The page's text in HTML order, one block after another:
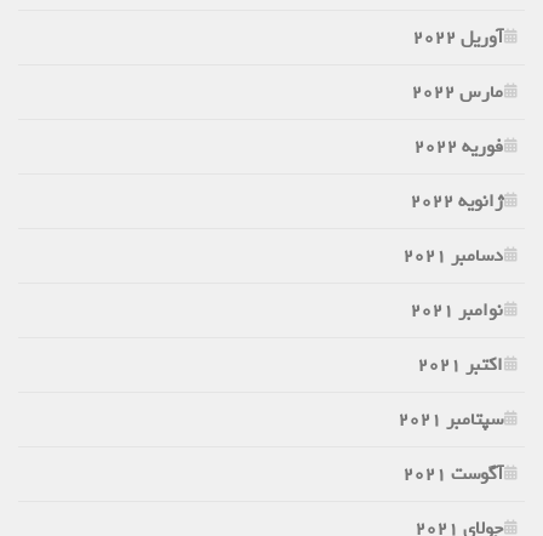
آوریل 2022
مارس 2022
فوریه 2022
ژانویه 2022
دسامبر 2021
نوامبر 2021
اکتبر 2021
سپتامبر 2021
آگوست 2021
جولای 2021